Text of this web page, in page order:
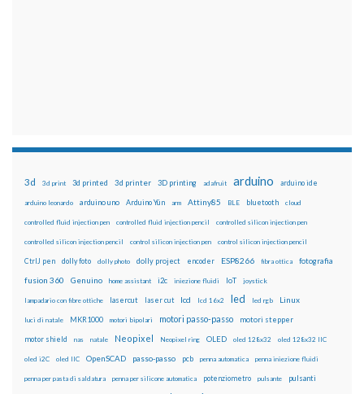
3d 3d print 3d printed 3d printer 3D printing adafruit arduino arduino ide
arduino leonardo arduino uno Arduino Yún arm Attiny85 BLE bluetooth cloud
controlled fluid injection pen controlled fluid injection pencil controlled silicon injection pen
controlled silicon injection pencil control silicon injection pen control silicon injection pencil
CtrlJ pen dolly foto dolly photo dolly project encoder ESP8266 fibra ottica fotografia
fusion 360 Genuino home assistant i2c iniezione fluidi IoT joystick
lampadario con fibre ottiche lasercut laser cut lcd lcd 16x2 led led rgb Linux
luci di natale MKR1000 motori bipolari motori passo-passo motori stepper
motor shield nas natale Neopixel Neopixel ring OLED oled 128x32 oled 128x32 IIC
oled i2C oled IIC OpenSCAD passo-passo pcb penna automatica penna iniezione fluidi
penna per pasta di saldatura penna per silicone automatica potenziometro pulsante pulsanti